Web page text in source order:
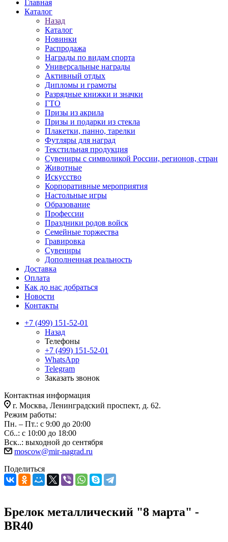
Главная
Каталог
Назад
Каталог
Новинки
Распродажа
Награды по видам спорта
Универсальные награды
Активный отдых
Дипломы и грамоты
Разрядные книжки и значки
ГТО
Призы из акрила
Призы и подарки из стекла
Плакетки, панно, тарелки
Футляры для наград
Текстильная продукция
Сувениры с символикой России, регионов, стран
Животные
Искусство
Корпоративные мероприятия
Настольные игры
Образование
Профессии
Праздники родов войск
Семейные торжества
Гравировка
Сувениры
Дополненная реальность
Доставка
Оплата
Как до нас добраться
Новости
Контакты
+7 (499) 151-52-01
Назад
Телефоны
+7 (499) 151-52-01
WhatsApp
Telegram
Заказать звонок
Контактная информация
г. Москва, Ленинградский проспект, д. 62.
Режим работы:
Пн. – Пт.: с 9:00 до 20:00
Сб..: с 10:00 до 18:00
Вск..: выходной до сентября
moscow@mir-nagrad.ru
Поделиться
Брелок металлический "8 марта" -
BR40